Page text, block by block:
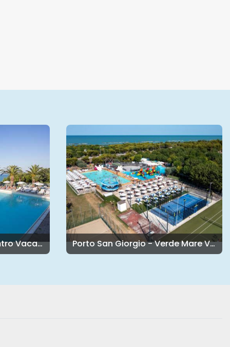
Marina di Altidona - Centro Vacanze Mirage Porto San Giorgio - Verde Mare Villaggio Turistico Camping